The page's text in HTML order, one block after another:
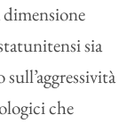
sia
che